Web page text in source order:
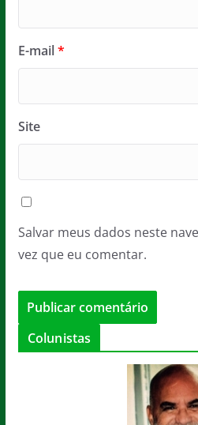
E-mail*
Site
Salvar meus dados neste
vez que eu comentar.
Colunistas